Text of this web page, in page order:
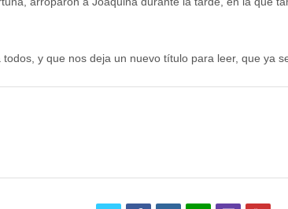
y que nos deja un nuevo título para leer, que ya